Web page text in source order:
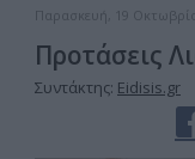
Παρασκευή, 19
Προτάσεις
Συντάκτης: Eidisis.gr